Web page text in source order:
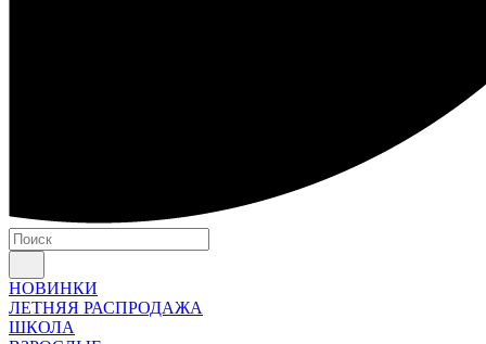
НОВИНКИ
ЛЕТНЯЯ РАСПРОДАЖА
ШКОЛА